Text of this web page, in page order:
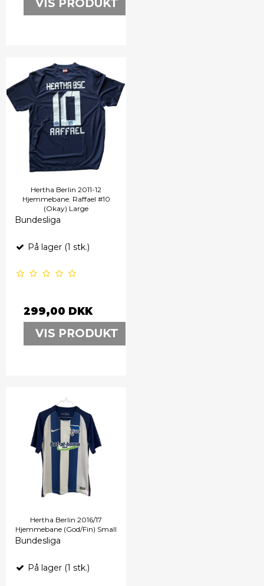
VIS PRODUKT
Hertha Berlin 2011-12
Hjemmebane. Raffael #10
(Okay) Large
Bundesliga
På lager (1 stk.)
299,00 DKK
VIS PRODUKT
Hertha Berlin 2016/17
Hjemmebane (God/Fin) Small
Bundesliga
På lager (1 stk.)